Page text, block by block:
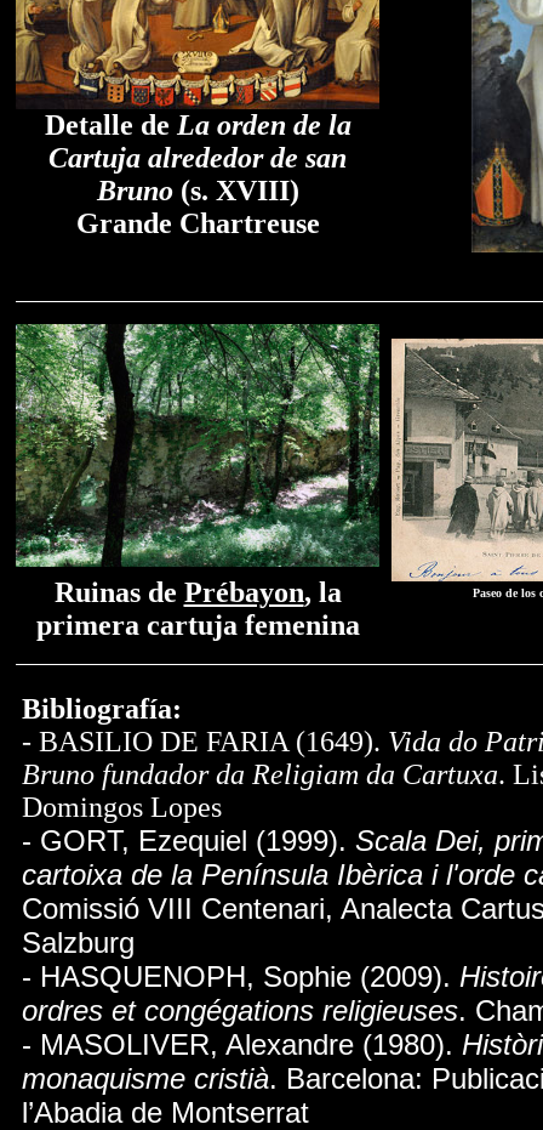
Detalle de La orden de la
Cartuja alrededor de san
Bruno(s. XVIII)
Grande Chartreuse
Ruinas de Prébayon, la
primera cartuja femenina
Paseo de los
Bibliografía:
- BASILIO DE FARIA (1649). Vida do
Bruno fundador da Religiam da Cartuxa.
Domingos Lopes
- GORT, Ezequiel (1999). Scala Dei,
cartoixa de la Península Ibèrica i l'orde
Comissió VIII Centenari, Analecta
Salzburg
- HASQUENOPH, Sophie (2009).
ordres et congégations religieuses.
- MASOLIVER, Alexandre (1980).
monaquisme cristià. Barcelona:
l’Abadia de Montserrat